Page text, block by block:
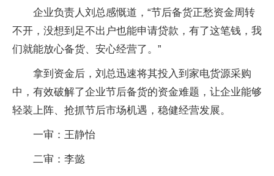
企业负责人刘总感慨道，“节后备货正愁资金周转
不开，没想到足不出户也能申请贷款，有了这笔钱，我
们就能放心备货、安心经营了。”
拿到资金后，刘总迅速将其投入到家电货源采购
中，有效破解了企业节后备货的资金难题，让企业能够
轻装上阵、抢抓节后市场机遇，稳健经营发展。
一审：王静怡
二审：李懿